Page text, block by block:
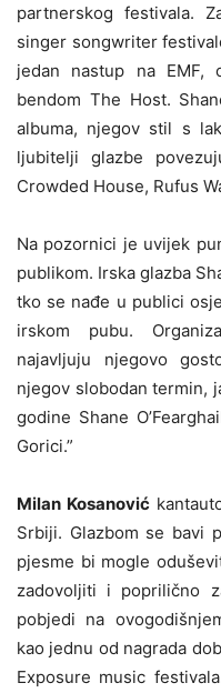
partnerskog festivala.
singer songwriter
jedan nastup na EMF,
bendom The Host.
albuma, njegov stil s
ljubitelji glazbe
Crowded House, Rufus
Na pozornici je uvijek
publikom. Irska glazba
tko se nađe u publici
irskom pubu.
najavljuju njegovo
njegov slobodan termin,
godine Shane
Gorici.”
Milan Kosanović
Srbiji. Glazbom se bavi
pjesme bi mogle
zadovoljiti i poprilično
pobjedi na
kao jednu od nagrada
Exposure music